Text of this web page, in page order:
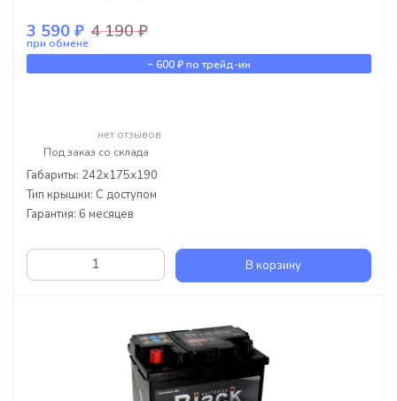
3 590 ₽ 4 190 ₽
при обмене
- 600 ₽по трейд-ин
нет отзывов
Под заказ со склада
Габариты: 242x175x190
Тип крышки: С доступом
Гарантия: 6 месяцев
В корзину